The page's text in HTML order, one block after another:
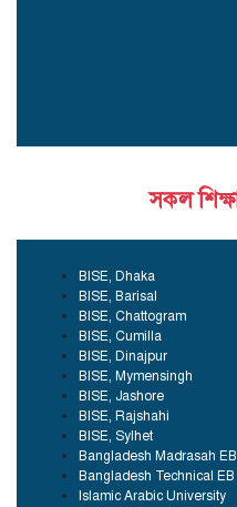
সকল
BISE, Dhaka
BISE, Barisal
BISE, Chattogram
BISE, Cumilla
BISE, Dinajpur
BISE, Mymensingh
BISE, Jashore
BISE, Rajshahi
BISE, Sylhet
Bangladesh Madrasah EB
Bangladesh Technical EB
Islamic Arabic University